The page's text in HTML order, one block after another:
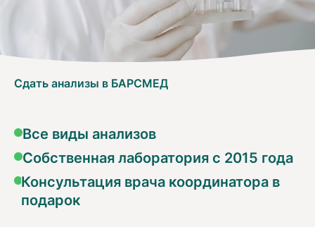
Сдать анализы в БАРСМЕД
Все виды анализов
Собственная лаборатория с 2015 года
Консультация врача координатора в
подарок